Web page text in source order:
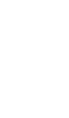
with the